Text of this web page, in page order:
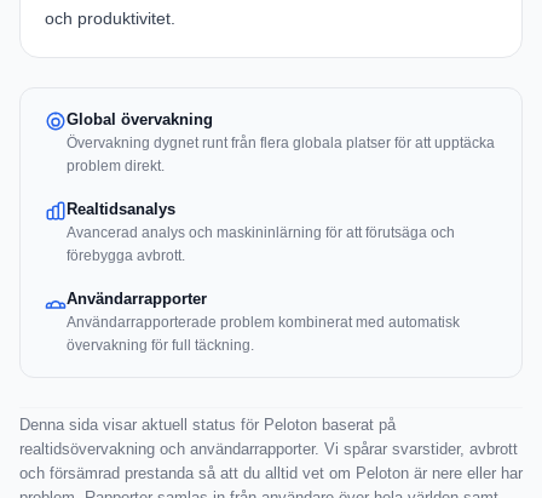
och produktivitet.
Global övervakning
Övervakning dygnet runt från flera globala platser för att upptäcka
problem direkt.
Realtidsanalys
Avancerad analys och maskininlärning för att förutsäga och
förebygga avbrott.
Användarrapporter
Användarrapporterade problem kombinerat med automatisk
övervakning för full täckning.
Denna sida visar aktuell status för Peloton baserat på
realtidsövervakning och användarrapporter. Vi spårar svarstider, avbrott
och försämrad prestanda så att du alltid vet om Peloton är nere eller har